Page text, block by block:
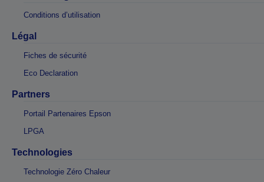
Conditions d’utilisation
Légal
Fiches de sécurité
Eco Declaration
Partners
Portail Partenaires Epson
LPGA
Technologies
Technologie Zéro Chaleur